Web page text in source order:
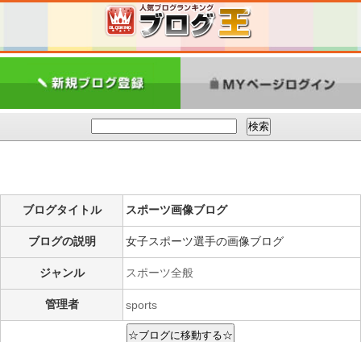
ブログタイトル スポーツ画像ブログ
ブログの説明 女子スポーツ選手の画像ブログ
ジャンル スポーツ全般
管理者 sports